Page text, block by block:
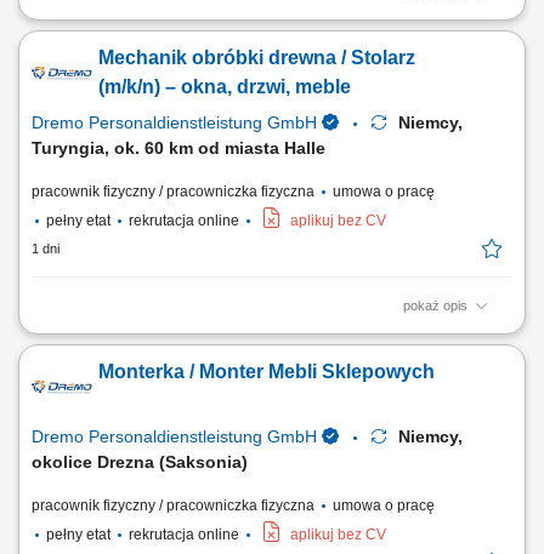
Obowiązki: Przygotowywanie i organizacja procesów pracy – od cięcia
wytycznymi i rysunkiem technicznym; Praca w produkcji jednostkowej i
seryjnej; Obsługa nowoczesnych maszyn do obróbki drewna;
Mechanik obróbki drewna / Stolarz
(m/k/n) – okna, drzwi, meble
Dremo Personaldienstleistung GmbH
Niemcy,
Turyngia, ok. 60 km od miasta Halle
pracownik fizyczny / pracowniczka fizyczna
umowa o pracę
pełny etat
rekrutacja online aplikuj bez CV
1 dni
pokaż opis
Obowiązki: Cięcie elementów ram oraz płyt według wytycznych;
elementów oraz składanie konstrukcji; Naprawa i konserwacja okien,
drzwi oraz mebli; Montaż okuć do okien i drzwi oraz ich wymiana;
Monterka / Monter Mebli Sklepowych
Dremo Personaldienstleistung GmbH
Niemcy,
okolice Drezna (Saksonia)
pracownik fizyczny / pracowniczka fizyczna
umowa o pracę
pełny etat
rekrutacja online aplikuj bez CV